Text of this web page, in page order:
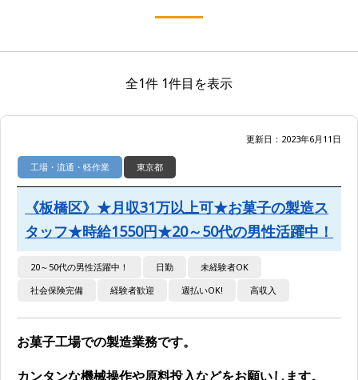
全1件 1件目を表示
更新日：2023年6月11日
工場・流通・軽作業 東京都
《板橋区》★月収31万以上可★お菓子の製造ス
タッフ★時給1550円★20～50代の男性活躍中！
20～50代の男性活躍中！ 日勤
未経験者OK
社会保険完備
経験者歓迎 週払いOK! 高収入
お菓子工場での製造業務です。
カンタンな機械操作や原料投入などをお願いします。